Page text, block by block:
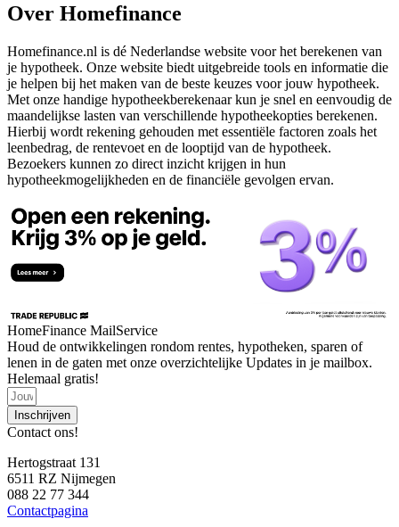
Over Homefinance
Homefinance.nl is dé Nederlandse website voor het berekenen van
je hypotheek. Onze website biedt uitgebreide tools en informatie die
je helpen bij het maken van de beste keuzes voor jouw hypotheek.
Met onze handige hypotheekberekenaar kun je snel en eenvoudig de
maandelijkse lasten van verschillende hypotheekopties berekenen.
Hierbij wordt rekening gehouden met essentiële factoren zoals het
leenbedrag, de rentevoet en de looptijd van de hypotheek.
Bezoekers kunnen zo direct inzicht krijgen in hun
hypotheekmogelijkheden en de financiële gevolgen ervan.
HomeFinance MailService
Houd de ontwikkelingen rondom rentes, hypotheken, sparen of
lenen in de gaten met onze overzichtelijke Updates in je mailbox.
Helemaal gratis!
Inschrijven
Contact ons!
Hertogstraat 131
6511 RZ Nijmegen
088 22 77 344
Contactpagina